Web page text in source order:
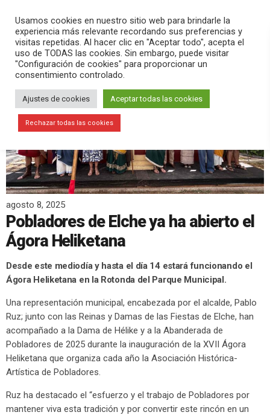
search menu pause PLAY
agosto 8, 2025
Pobladores de Elche ya ha abierto el
Ágora Heliketana
Desde este mediodía y hasta el día 14 estará funcionando el
Ágora Heliketana en la Rotonda del Parque Municipal.
Una representación municipal, encabezada por el alcalde, Pablo
Ruz; junto con las Reinas y Damas de las Fiestas de Elche, han
acompañado a la Dama de Hélike y a la Abanderada de
Pobladores de 2025 durante la inauguración de la XVII Ágora
Heliketana que organiza cada año la Asociación Histórica-
Artística de Pobladores.
Ruz ha destacado el “esfuerzo y el trabajo de Pobladores por
mantener viva esta tradición y por convertir este rincón en un
Usamos cookies en nuestro sitio web para brindarle la
experiencia más relevante recordando sus preferencias y
visitas repetidas. Al hacer clic en "Aceptar todo", acepta el
uso de TODAS las cookies. Sin embargo, puede visitar
"Configuración de cookies" para proporcionar un
consentimiento controlado.
Ajustes de cookies Aceptar todas las cookies
Rechazar todas las cookies